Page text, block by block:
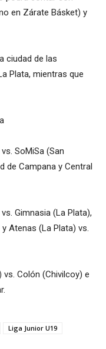
en Zárate Básket) y
ciudad de las
Plata, mientras que
SoMiSa (San
de Campana y Central
Gimnasia (La Plata),
Atenas (La Plata) vs.
vs. Colón (Chivilcoy) e
Liga Junior U19